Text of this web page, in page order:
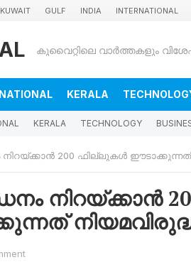
KUWAIT GULF INDIA INTERNATIONAL
KERALA
KERALA TECHNOLOGY
200 ഫില്ലുകൾ ഈടാക്കുന്നത്
നിറയ്ക്കാൻ